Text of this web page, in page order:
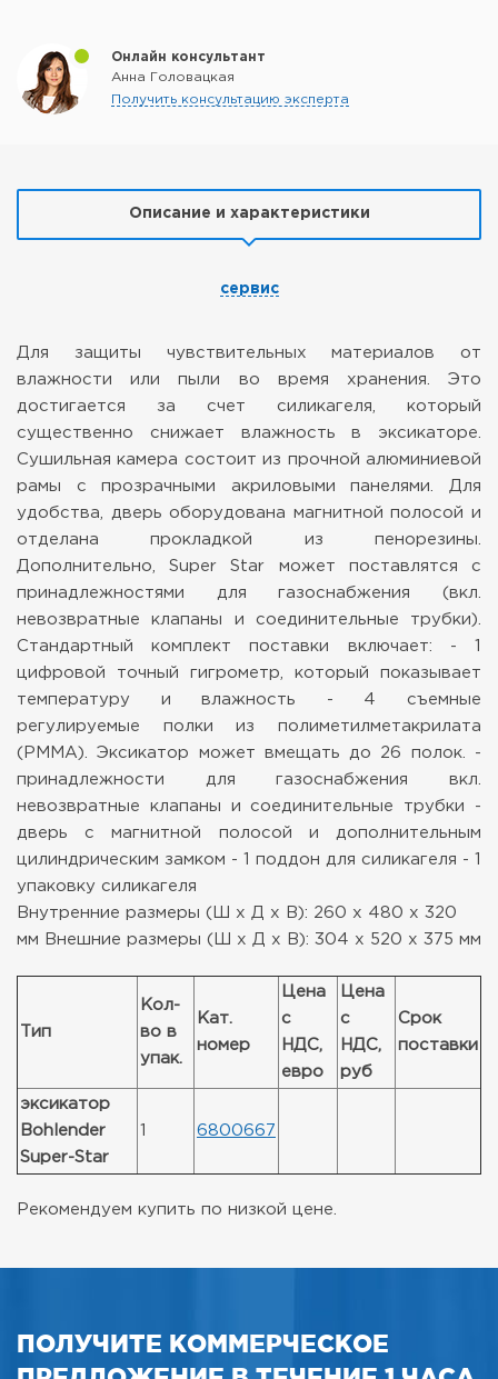
Онлайн консультант
Анна Головацкая
Получить консультацию эксперта
Описание и характеристики
сервис
Для защиты чувствительных материалов от
влажности или пыли во время хранения.
Это
достигается за счет силикагеля, который
существенно снижает влажность в эксикаторе.
Сушильная камера состоит из прочной алюминиевой
рамы с прозрачными акриловыми панелями.
Для
удобства, дверь оборудована магнитной полосой и
отделана прокладкой из пенорезины.
Дополнительно,
Super Star может поставлятся с
принадлежностями для газоснабжения (вкл.
невозвратные клапаны и соединительные трубки).
Стандартный комплект поставки включает: - 1
цифровой точный гигрометр, который показывает
температуру и влажность - 4 съемные
регулируемые полки из полиметилметакрилата
(PMMA). Эксикатор может вмещать до 26 полок.
-
принадлежности для газоснабжения вкл.
невозвратные клапаны и соединительные трубки -
дверь с магнитной полосой и дополнительным
цилиндрическим замком - 1 поддон для силикагеля - 1
упаковку силикагеля
Внутренние размеры (Ш х Д х В): 260 x 480 x 320
мм Внешние размеры (Ш х Д х В): 304 x 520 x 375 мм
Тип
Кол-
во в
упак.
Кат.
номер
Цена
с
НДС,
евро
Цена
с
НДС,
руб
Срок
поставки
эксикатор
Bohlender
Super-Star
6800667
Рекомендуем купить по низкой цене.
ПОЛУЧИТЕ КОММЕРЧЕСКОЕ